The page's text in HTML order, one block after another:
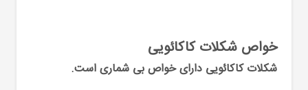
خواص شکلات کاکائویی
شکلات کاکائویی دارای خواص بی شماری است.